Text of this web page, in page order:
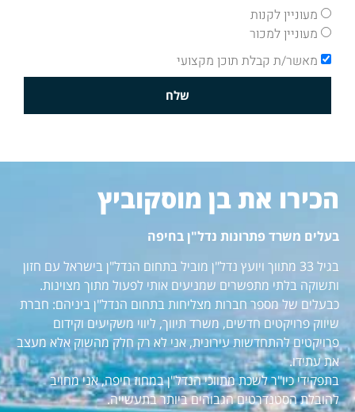
מעוניין לקנות
מעוניין למכור
מאשר/ת קבלת תוכן מקצועי
שלח
הכירו את בן מוסקוביץ
בעלים משרד פתרונות נדל"ן בחיפה
בגיל 33 מתווך ויועץ נדל"ן מוביל בתחום הנדל"ן בישראל עם חזון
ותשוקה בלתי מתפשרים שמניעים אותי לפעול מתוך מצוינות.
כבעלים של מספר חברות מצליחות בתחום הנדל"ן ביניהם: חברת
שיווק פרויקטים חדשים, משרד תיווך, ליווי משקיעים וקידום
פרויקטים להתחדשות עירונית, אני לא רק חלק מהשוק אלא מעצב
את עתידו.
בתפקידי כיו"ר לשכת מתווכי הנדל"ן במחוז חיפה, אני מחויב
להובלת הסטנדרטים הגבוהים ביותר בתעשייה.